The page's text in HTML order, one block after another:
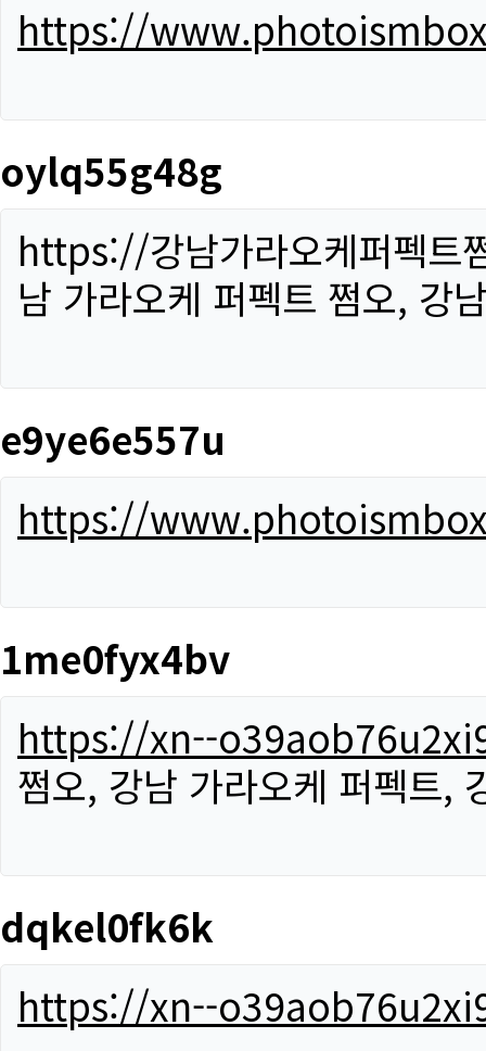
https://
oylq55g48g
https://강남가라오케퍼펙트
남 가라오케 퍼펙트 쩜오, 강
e9ye6e557u
https://
1me0fyx4bv
https://xn--
쩜오, 강남 가라오케 퍼펙트,
dqkel0fk6k
https://xn--